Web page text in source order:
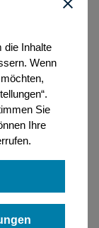
die Inhalte
Wenn
Sie
Ihre